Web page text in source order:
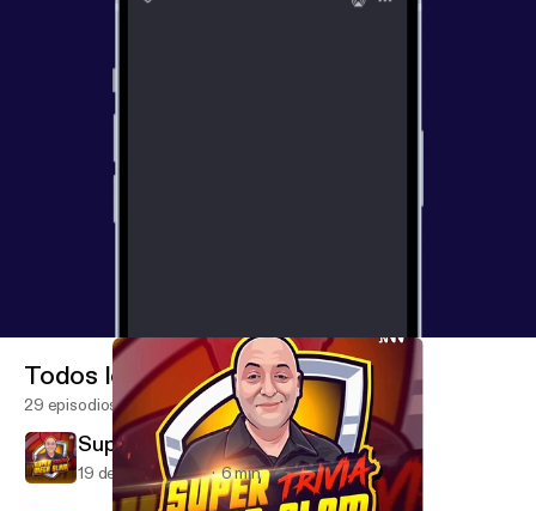
Todos los episodios
29 episodios
Super Mega Trivia Slam - BLAST!
19 de dic de 2025 6 min